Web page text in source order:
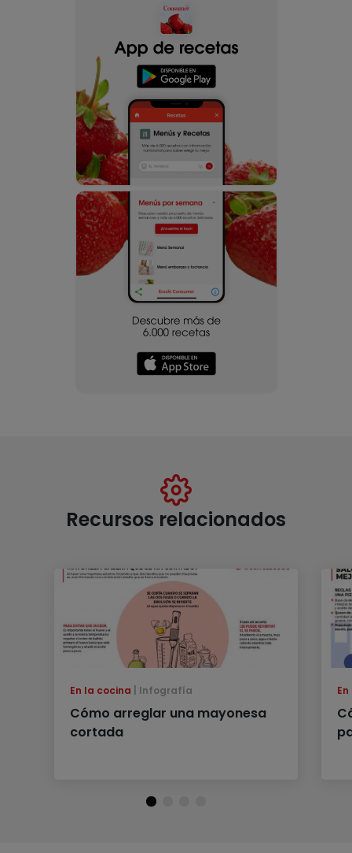
Recursos relacionados
En la cocina Infografía
Cómo arreglar una mayonesa
cortada